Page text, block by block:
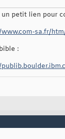
un petit lien pour
sa.fr/
: